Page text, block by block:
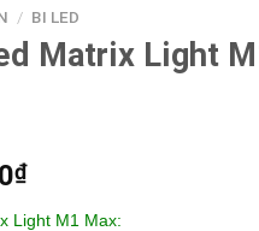
/ BI LED
Matrix Light
₫
Light M1 Max: